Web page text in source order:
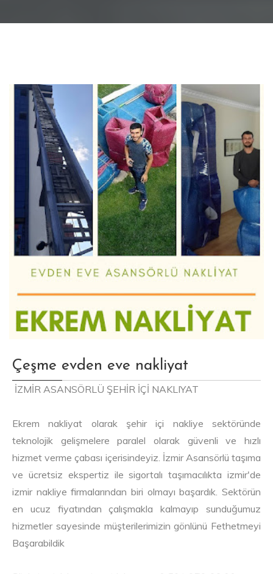
Çeşme evden eve nakliyat
İZMİR ASANSÖRLÜ ŞEHİR İÇİ NAKLIYAT
Ekrem nakliyat olarak şehir içi nakliye sektöründe
teknolojik gelişmelere paralel olarak güvenli ve hızlı
hizmet verme çabası içerisindeyiz. İzmir Asansörlü taşıma
ve ücretsiz ekspertiz ile sigortalı taşımacılıkta izmir'de
izmir nakliye firmalarından biri olmayı başardık. Sektörün
en ucuz fiyatından çalışmakla kalmayıp sunduğumuz
hizmetler sayesinde müşterilerimizin gönlünü Fethetmeyi
Başarabildik